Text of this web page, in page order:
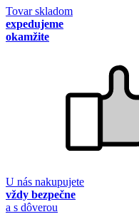
Tovar skladom
expedujeme
okamžite
U nás nakupujete
vždy bezpečne
a s dôverou